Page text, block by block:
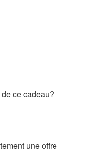
ce cadeau?
une offre